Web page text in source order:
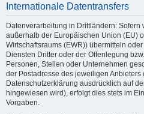
Internationale Datentransfers
Datenverarbeitung in Drittländern: Sofern
außerhalb der Europäischen Union (EU)
Wirtschaftsraums (EWR)) übermitteln
Diensten Dritter oder der Offenlegung
Personen, Stellen oder Unternehmen
der Postadresse des jeweiligen Anbieters
Datenschutzerklärung ausdrücklich auf
hingewiesen wird), erfolgt dies stets im
Vorgaben.